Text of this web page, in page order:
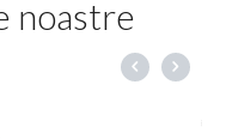
noastre